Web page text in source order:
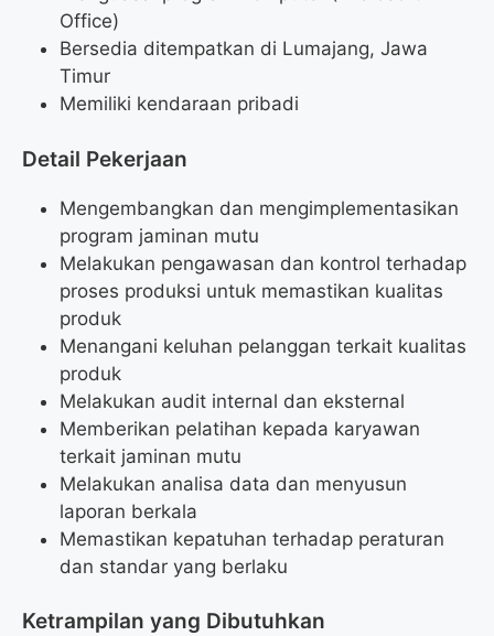
Office)
Bersedia ditempatkan di Lumajang, Jawa
Timur
Memiliki kendaraan pribadi
Detail Pekerjaan
Mengembangkan dan mengimplementasikan
program jaminan mutu
Melakukan pengawasan dan kontrol terhadap
proses produksi untuk memastikan kualitas
produk
Menangani keluhan pelanggan terkait kualitas
produk
Melakukan audit internal dan eksternal
Memberikan pelatihan kepada karyawan
terkait jaminan mutu
Melakukan analisa data dan menyusun
laporan berkala
Memastikan kepatuhan terhadap peraturan
dan standar yang berlaku
Ketrampilan yang Dibutuhkan